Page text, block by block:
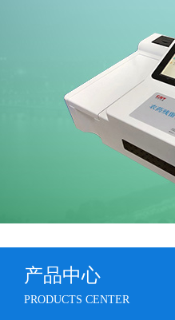
产品中心
PRODUCTS CENTER